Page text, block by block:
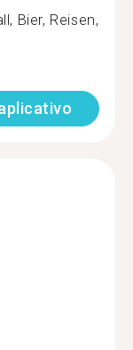
Bier, Reisen,